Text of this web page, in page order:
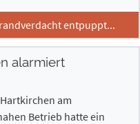
entpuppt...
alarmiert
am
Betrieb hatte ein